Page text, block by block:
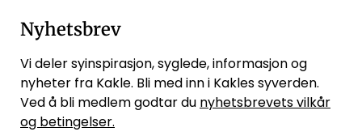
Nyhetsbrev
Vi deler syinspirasjon, syglede, informasjon og
nyheter fra Kakle. Bli med inn i Kakles syverden.
Ved å bli medlem godtar du nyhetsbrevets vilkår
og betingelser.